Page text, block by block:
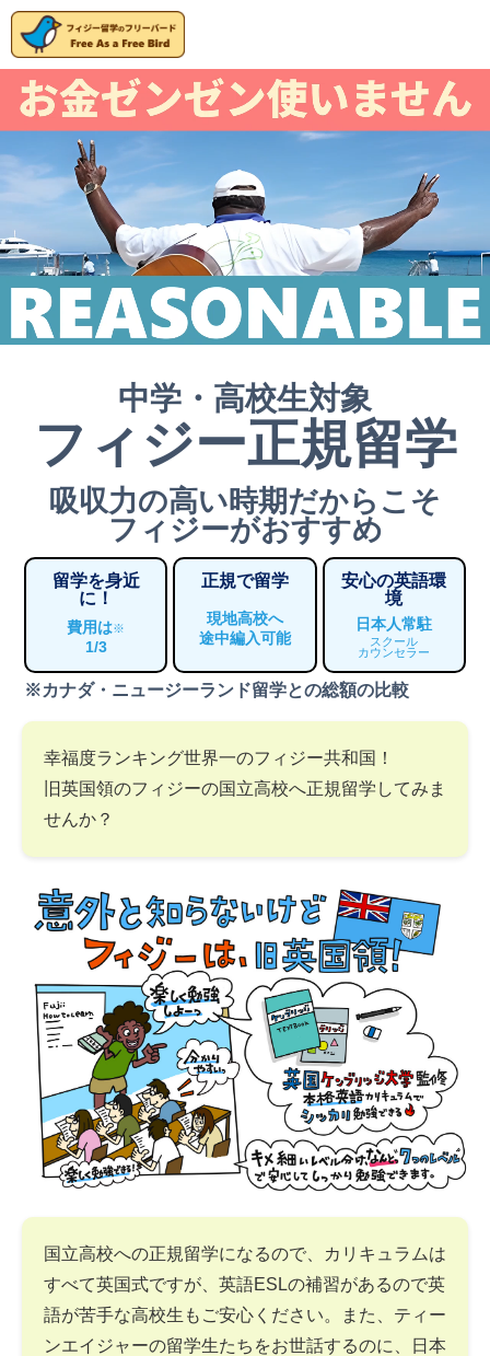
中学・高校生対象
フィジー正規留学
吸収力の高い時期だからこそ
フィジーがおすすめ
留学を身近
に！
費用は※
1/3
正規で留学
現地高校へ
途中編入可能
安心の英語環
境
日本人常駐
スクール
カウンセラー
※カナダ・ニュージーランド留学との総額の比較
幸福度ランキング世界一のフィジー共和国！
旧英国領のフィジーの国立高校へ正規留学してみま
せんか？
国立高校への正規留学になるので、カリキュラムは
すべて英国式ですが、英語ESLの補習があるので英
語が苦手な高校生もご安心ください。また、ティー
ンエイジャーの留学生たちをお世話するのに、日本